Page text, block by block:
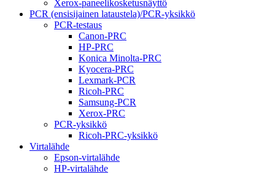
Xerox-paneelikosketusnäyttö
PCR (ensisijainen lataustela)/PCR-yksikkö
PCR-testaus
Canon-PRC
HP-PRC
Konica Minolta-PRC
Kyocera-PRC
Lexmark-PCR
Ricoh-PRC
Samsung-PCR
Xerox-PRC
PCR-yksikkö
Ricoh-PRC-yksikkö
Virtalähde
Epson-virtalähde
HP-virtalähde